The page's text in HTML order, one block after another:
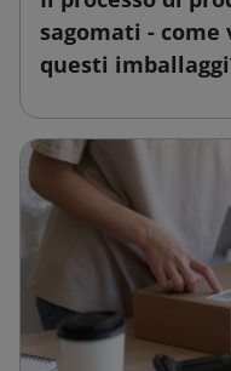
sagomati - come
questi